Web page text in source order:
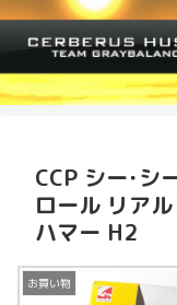
CCP シー･シ
ロール リア
ハマー H2
お買い物